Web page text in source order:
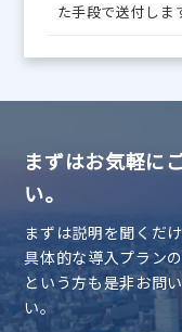
た手段で送付しま
まずはお気軽に
い。
まずは説明を聞くだ
具体的な導入プラン
という方も是非お問
い。